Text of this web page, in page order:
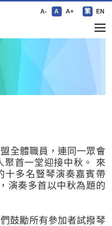
A- A A+ 繁 EN
全體職員，連同一眾會
聚首一堂迎接中秋。 來
十多名豎琴演奏嘉賓帶
演奏多首以中秋為題的
鼓勵所有參加者試撥琴